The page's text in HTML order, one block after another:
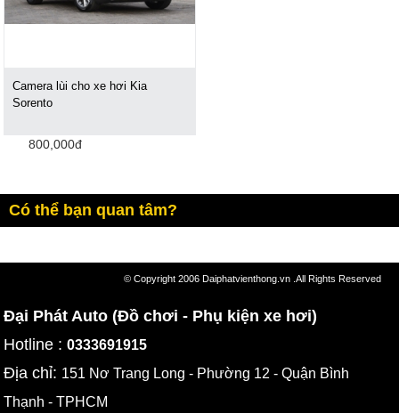
Camera lùi cho xe hơi Kia
Sorento
800,000đ
Có thể bạn quan tâm?
© Copyright 2006 Daiphatvienthong.vn .All Rights Reserved
Đại Phát Auto (Đồ chơi - Phụ kiện xe hơi)
Hotline :0333691915
Địa chỉ: 151 Nơ Trang Long - Phường 12 - Quận Bình
Thạnh - TPHCM